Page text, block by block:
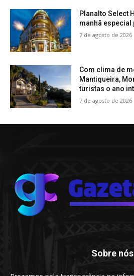
Planalto Select
manhã especial
7 de agosto de 2026
Com clima de
Mantiqueira,
turistas o ano
7 de agosto de 2026
Sobre nós